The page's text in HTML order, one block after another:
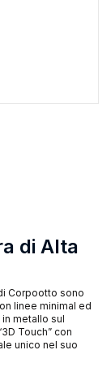
di Alta
Corpootto sono
linee minimal ed
metallo sul
Touch” con
unico nel suo